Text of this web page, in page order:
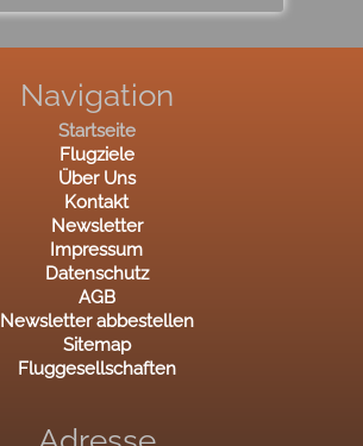
Navigation
Startseite
Flugziele
Über Uns
Kontakt
Newsletter
Impressum
Datenschutz
AGB
Newsletter abbestellen
Sitemap
Fluggesellschaften